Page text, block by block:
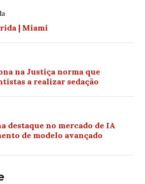
| Miami
na Justiça norma que
a realizar sedação
destaque no mercado de IA
de modelo avançado